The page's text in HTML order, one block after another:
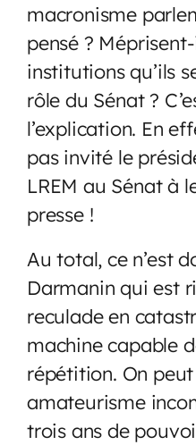
macronisme
pensé ?
institutions qu’ils
rôle du Sénat ?
l’explication. En
pas invité le
LREM au Sénat à
presse !
Au total, ce n’est
Darmanin qui est
reculade en
machine capable
répétition. On
amateurisme
trois ans de